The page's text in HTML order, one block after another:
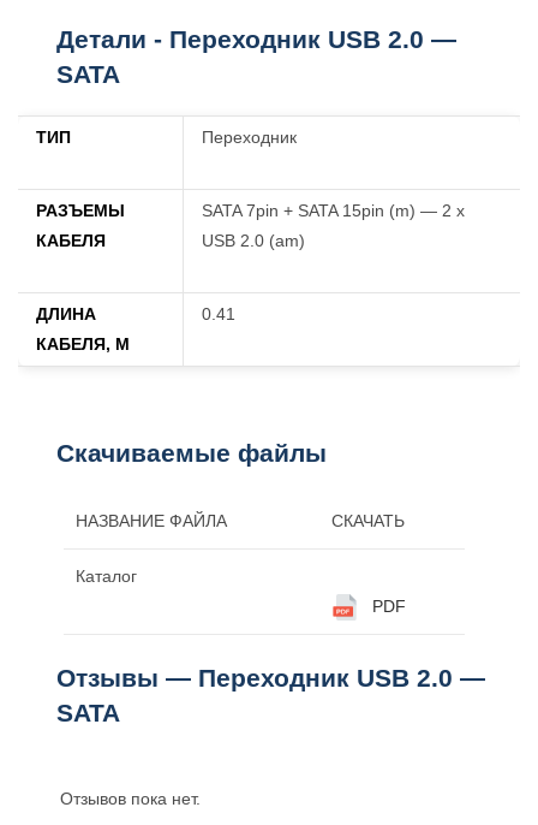
Детали - Переходник USB 2.0 —
SATA
ТИП Переходник
РАЗЪЕМЫ
КАБЕЛЯ
SATA 7pin + SATA 15pin (m) — 2 x
USB 2.0 (am)
ДЛИНА
КАБЕЛЯ, М
0.41
Скачиваемые файлы
НАЗВАНИЕ ФАЙЛА СКАЧАТЬ
Каталог
PDF
Отзывы — Переходник USB 2.0 —
SATA
Отзывов пока нет.